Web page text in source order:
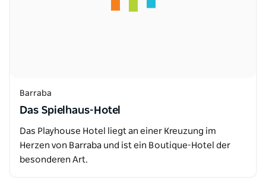
Barraba
Das Spielhaus-Hotel
Das Playhouse Hotel liegt an einer Kreuzung im
Herzen von Barraba und ist ein Boutique-Hotel der
besonderen Art.